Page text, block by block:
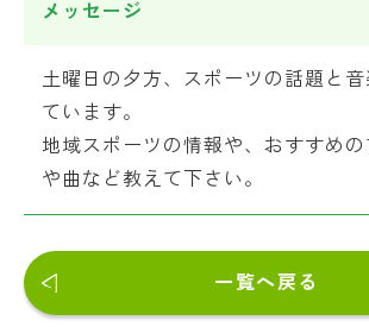
メッセージ
土曜日の夕方、スポーツの話題と
ています。
地域スポーツの情報や、おすすめの
や曲など教えて下さい。
一覧へ戻る